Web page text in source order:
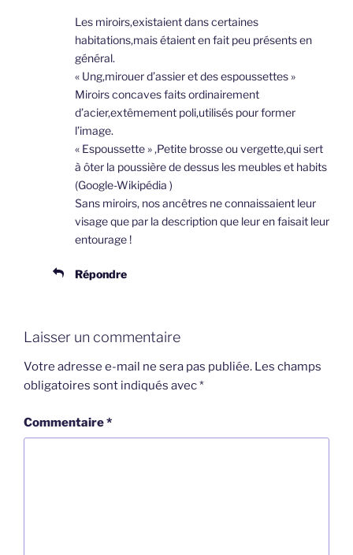
Les miroirs,existaient dans certaines
habitations,mais étaient en fait peu présents en
général.
« Ung,mirouer d’assier et des espoussettes »
Miroirs concaves faits ordinairement
d’acier,extêmement poli,utilisés pour former
l’image.
« Espoussette » ,Petite brosse ou vergette,qui sert
à ôter la poussière de dessus les meubles et habits
(Google-Wikipédia )
Sans miroirs, nos ancêtres ne connaissaient leur
visage que par la description que leur en faisait leur
entourage !
Répondre
Laisser un commentaire
Votre adresse e-mail ne sera pas publiée. Les champs
obligatoires sont indiqués avec*
Commentaire*